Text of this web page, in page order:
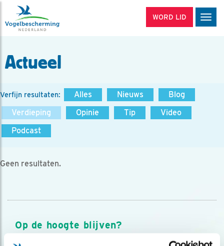
WORD LID
Actueel
Verfijn resultaten: Alles Nieuws
Blog
Verdieping
Opinie Tip
Video
Podcast
Geen resultaten.
Op de hoogte blijven?
Meld je aan en ontvang nieuws, inspiratie, acties en tips